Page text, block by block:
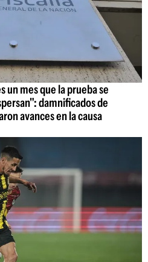
un mes que la prueba se
damnificados de
avances en la causa